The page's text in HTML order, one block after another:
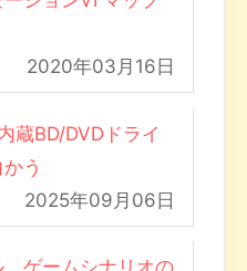
2020年03月16日
蔵BD/DVDドライ
う
2025年09月06日